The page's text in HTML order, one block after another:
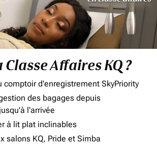
Affaires KQ ?
comptoir d'enregistrement SkyPriority
des bagages depuis
l'arrivée
à lit plat inclinables
salons KQ, Pride et Simba